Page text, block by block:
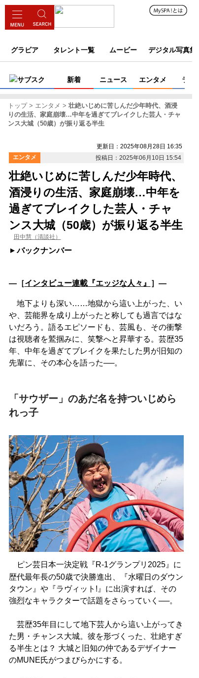
グラビア タレント一覧 ムービー デジタル写真集
サブスク 新着 ニュース エンタメ ライフ
トップ エンタメ
壮絶いじめに苦しんだ少年時代、酒浸
りの生活、家庭崩壊…中年を過ぎてブレイクした芸人・チャ
ンス大城（50歳）が振り返る半生
更新日：2025年08月28日 16:35
エンタメ
投稿日：2025年06月10日 15:54
壮絶いじめに苦しんだ少年時代、
酒浸りの生活、家庭崩壊…中年を
過ぎてブレイクした芸人・チャ
ンス大城（50歳）が振り返る半生
田中慧（清談社）
バックナンバー
―［インタビュー連載『エッジな人々』 ］―
地下よりも深い……地獄から這い上がった、い
や、芸能界を成り上がったと称しても過言ではな
いだろう。語るエピソードも、芸風も、その衝撃
は視聴者を鷲掴みに、笑撃へと昇華する。芸歴35
年、中年を過ぎてブレイクを果たした男が旧知の
先輩に、その本心を語った──。
「サウザー」のあだ名を持ついじめら
れっ子
ピン芸日本一決定戦『R-1グランプリ2025』に
歴代最年長の50歳で決勝進出、『水曜日のダウン
タウン』や『ラヴィット!』に出演すれば、その
強烈なキャラクターで話題をさらっていく──。
芸歴35年目にして地下芸人から這い上がってき
た男・チャンス大城。彼を形づくった、壮絶すぎ
る半生とは？ 大城と旧知の仲であるデザイナー
のMUNE氏がつまびらかにする。